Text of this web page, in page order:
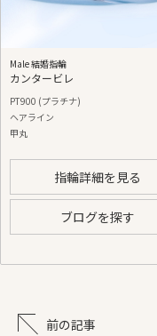
Male 結婚指輪
カンタービレ
PT900 (プラチナ)
ヘアライン
甲丸
指輪詳細を見る
ブログを探す
前の記事